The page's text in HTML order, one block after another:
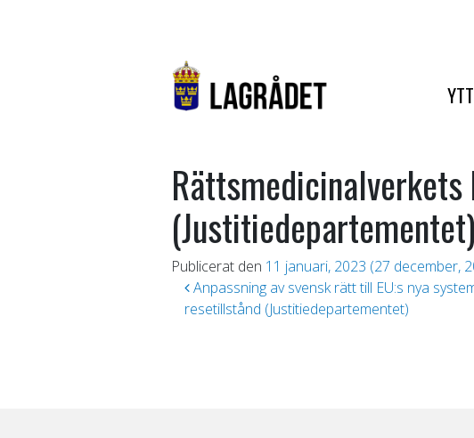
(Justitiedepartementet)
Publicerat den 11 januari, 2023 (27 december,
Inläggsnavigering
Anpassning av svensk rätt till EU:s nya
resetillstånd (Justitiedepartementet)